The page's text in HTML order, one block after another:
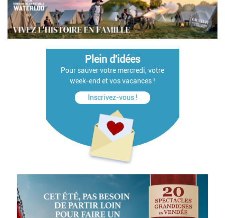
Plein d'idées
Pour sauver votre mercredi, votre
week-end et vos vacances !
Inscrivez-vous !